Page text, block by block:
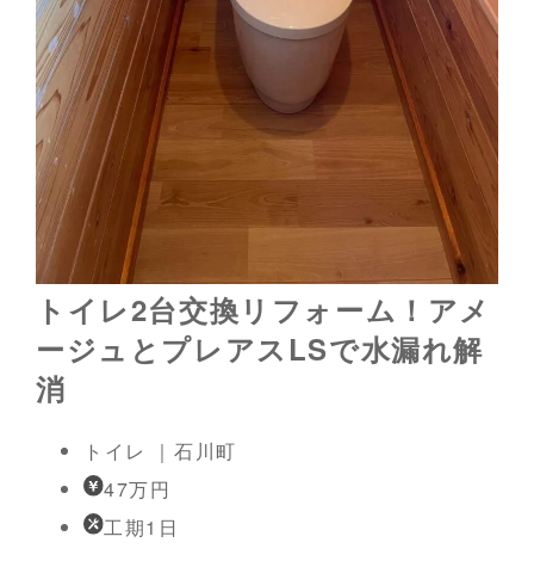
トイレ2台交換リフォーム！アメ
ージュとプレアスLSで水漏れ解
消
トイレ ｜石川町
47万円
工期1日